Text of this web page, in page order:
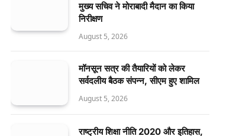
मुख्य सचिव ने मोराबादी मैदान का किया
निरीक्षण
August 5, 2026
मॉनसून सत्र की तैयारियों को लेकर
सर्वदलीय बैठक संपन्न, सीएम हुए शामिल
August 5, 2026
राष्ट्रीय शिक्षा नीति 2020 और इतिहास,